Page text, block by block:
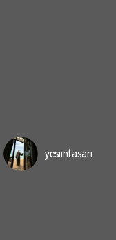
yesiintasari